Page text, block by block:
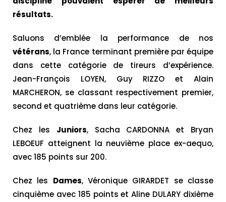
résultats.
Saluons d’emblée la performance de nos
vétérans, la France terminant première par équipe
dans cette catégorie de tireurs d’expérience.
Jean-François LOYEN, Guy RIZZO et Alain
MARCHERON, se classant respectivement premier,
second et quatrième dans leur catégorie.
Chez les Juniors, Sacha CARDONNA et Bryan
LEBOEUF atteignent la neuvième place ex-aequo,
avec 185 points sur 200.
Chez les Dames, Véronique GIRARDET se classe
cinquième avec 185 points et Aline DULARY dixième